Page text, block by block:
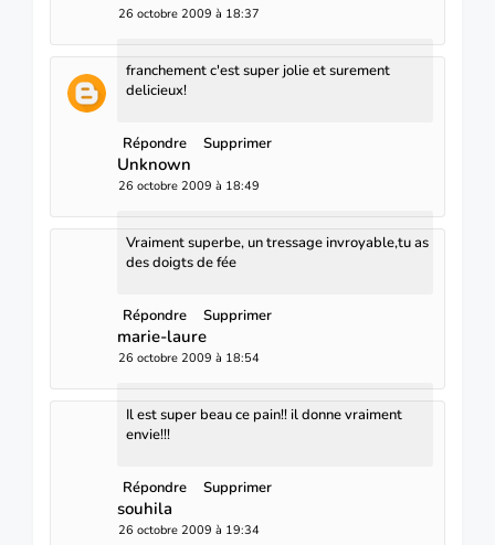
26 octobre 2009 à 18:37
franchement c'est super jolie et surement
delicieux!
Répondre Supprimer
Unknown
26 octobre 2009 à 18:49
Vraiment superbe, un tressage invroyable,tu as
des doigts de fée
Répondre Supprimer
marie-laure
26 octobre 2009 à 18:54
Il est super beau ce pain!! il donne vraiment
envie!!!
Répondre Supprimer
souhila
26 octobre 2009 à 19:34